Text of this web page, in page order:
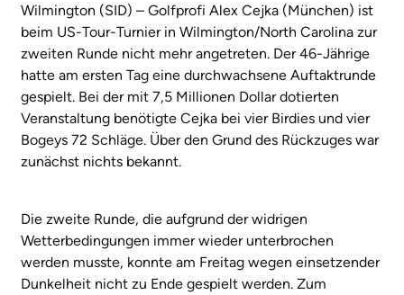
Wilmington (SID) – Golfprofi Alex Cejka (München) ist
beim US-Tour-Turnier in Wilmington/North Carolina zur
zweiten Runde nicht mehr angetreten. Der 46-Jährige
hatte am ersten Tag eine durchwachsene Auftaktrunde
gespielt. Bei der mit 7,5 Millionen Dollar dotierten
Veranstaltung benötigte Cejka bei vier Birdies und vier
Bogeys 72 Schläge. Über den Grund des Rückzuges war
zunächst nichts bekannt.
Die zweite Runde, die aufgrund der widrigen
Wetterbedingungen immer wieder unterbrochen
werden musste, konnte am Freitag wegen einsetzender
Dunkelheit nicht zu Ende gespielt werden. Zum